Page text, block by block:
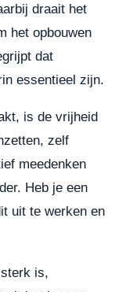
draait het
het opbouwen
dat
essentieel zijn.
is de vrijheid
zelf
meedenken
Heb je een
uit te werken en
is,